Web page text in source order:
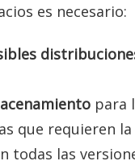
es necesario:
para
que requieren
todas las